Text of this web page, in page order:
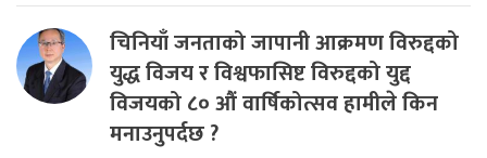
चिनियाँ जनताको जापानी आक्रमण विरुद्दको
युद्ध विजय र विश्वफासिष्ट विरुद्दको युद्द
विजयको ८० औं वार्षिकोत्सव हामीले किन
मनाउनुपर्दछ ?